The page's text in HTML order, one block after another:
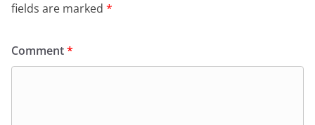
fields are marked *
Comment*